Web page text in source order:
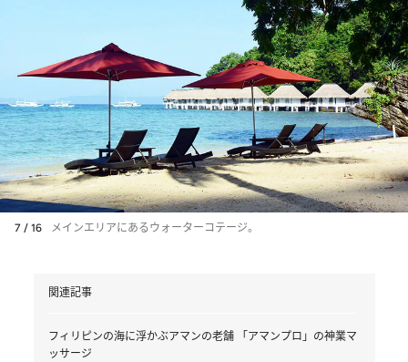
7 / 16 メインエリアにあるウォーターコテージ。
関連記事
フィリピンの海に浮かぶアマンの老舗 「アマンプロ」の神業マ
ッサージ